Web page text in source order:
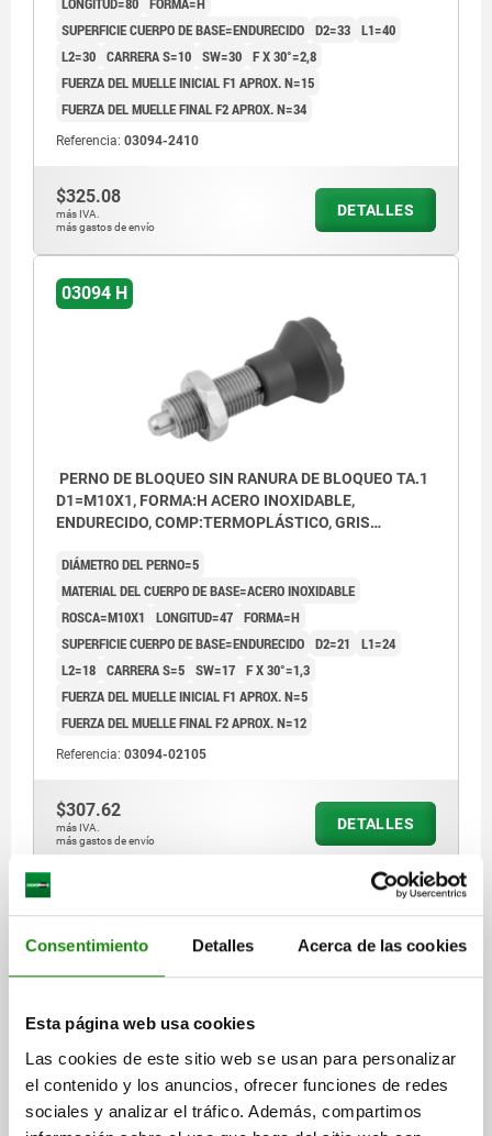
Consentimiento Detalles Acerca de las cookies
Esta página web usa cookies
Las cookies de este sitio web se usan para personalizar
el contenido y los anuncios, ofrecer funciones de redes
sociales y analizar el tráfico. Además, compartimos
SUPERFICIE CUERPO DE BASE=ENDURECIDO D2=33 L1=40
L2=30 CARRERA S=10 SW=30 F X 30°=2,8
FUERZA DEL MUELLE INICIAL F1 APROX. N=15
FUERZA DEL MUELLE FINAL F2 APROX. N=34
Referencia: 03094-2410
$325.08
más IVA.
más gastos de envío
DETALLES
03094 H
PERNO DE BLOQUEO SIN RANURA DE BLOQUEO TA.1
D1=M10X1, FORMA:H ACERO INOXIDABLE,
ENDURECIDO, COMP:TERMOPLÁSTICO, GRIS
DIÁMETRO DEL PERNO=5
MATERIAL DEL CUERPO DE BASE=ACERO INOXIDABLE
ROSCA=M10X1
LONGITUD=47 FORMA=H
SUPERFICIE CUERPO DE BASE=ENDURECIDO D2=21
L1=24
L2=18 CARRERA S=5 SW=17 F X 30°=1,3
FUERZA DEL MUELLE INICIAL F1 APROX. N=5
FUERZA DEL MUELLE FINAL F2 APROX. N=12
Referencia: 03094-02105
$307.62
más IVA.
más gastos de envío
DETALLES
PERNO DE BLOQUEO SIN RANURA DE BLOQUEO TA.2
D1=M12X1,5, FORMA:H ACERO INOXIDABLE,